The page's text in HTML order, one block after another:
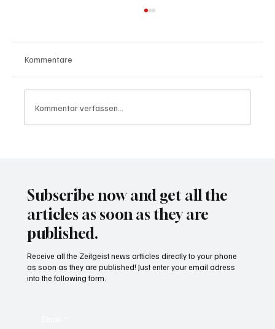
Kommentare
Kommentar verfassen...
Subscribe now and get all the
articles as soon as they are
published.
Receive all the Zeitgeist news artticles directly to your phone
as soon as they are published! Just enter your email adress
into the following form.